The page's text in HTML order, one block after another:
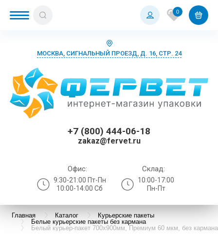
0
МОСКВА, СИГНАЛЬНЫЙ ПРОЕЗД, Д. 16, СТР. 24
+7 (800) 444-06-18
zakaz@fervet.ru
Офис:
9:30-21:00 Пт-Пн
10:00-14:00 Сб
Склад:
10:00-17:00
Пн-Пт
Главная Каталог
Курьерские пакеты
Белые курьерские пакеты без кармана
Белый курьер-пакет 700х900мм, Премиум 60 мкм, без кармана